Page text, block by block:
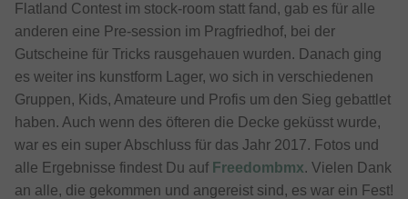
Flatland Contest im stock-room statt fand, gab es für alle
anderen eine Pre-session im Pragfriedhof, bei der
Gutscheine für Tricks rausgehauen wurden. Danach ging
es weiter ins kunstform Lager, wo sich in verschiedenen
Gruppen, Kids, Amateure und Profis um den Sieg gebattlet
haben. Auch wenn des öfteren die Decke geküsst wurde,
war es ein super Abschluss für das Jahr 2017. Fotos und
alle Ergebnisse findest Du auf Freedombmx. Vielen Dank
an alle, die gekommen und angereist sind, es war ein Fest!